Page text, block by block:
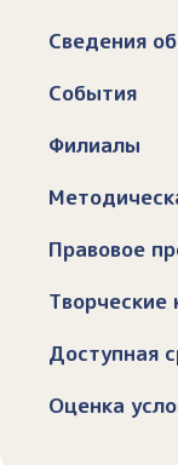
Сведения
События
Филиалы
Правовое
Творческие
Доступная
Оценка